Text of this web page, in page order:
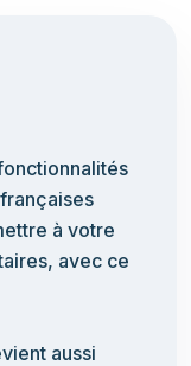
à votre
avec ce
aussi